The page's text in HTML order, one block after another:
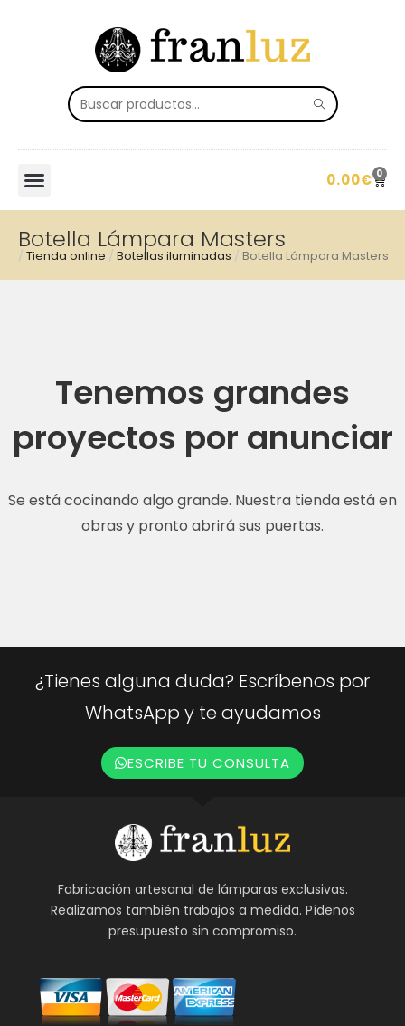
0.00€ 0
Botella Lámpara Masters
/ Tienda online / Botellas iluminadas / Botella Lámpara Masters
Tenemos grandes
proyectos por anunciar
Se está cocinando algo grande. Nuestra tienda está en
obras y pronto abrirá sus puertas.
¿Tienes alguna duda? Escríbenos por
WhatsApp y te ayudamos
ESCRIBE TU CONSULTA
Fabricación artesanal de lámparas exclusivas.
Realizamos también trabajos a medida. Pídenos
presupuesto sin compromiso.